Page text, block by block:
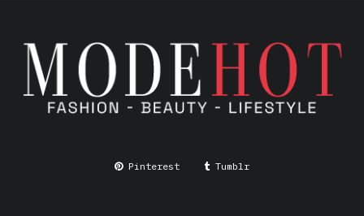
Your email address will not be published.
Required fields
are marked*
Comment*
Pinterest Tumblr